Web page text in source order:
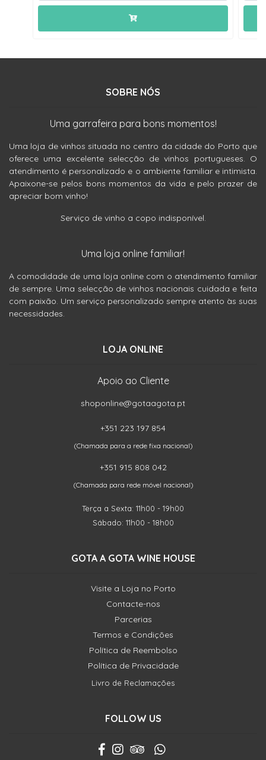
SOBRE NÓS
Uma garrafeira para bons momentos!
Uma loja de vinhos situada no centro da cidade do Porto que
oferece uma excelente selecção de vinhos portugueses. O
atendimento é personalizado e o ambiente familiar e intimista.
Apaixone-se pelos bons momentos da vida e pelo prazer de
apreciar bom vinho!
Serviço de vinho a copo indisponível.
Uma loja online familiar!
A comodidade de uma loja online com o atendimento familiar
de sempre. Uma selecção de vinhos nacionais cuidada e feita
com paixão. Um serviço personalizado sempre atento às suas
necessidades.
LOJA ONLINE
Apoio ao Cliente
shoponline@gotaagota.pt
+351 223 197 854
(Chamada para a rede fixa nacional)
+351 915 808 042
(Chamada para rede móvel nacional)
Terça a Sexta: 11h00 - 19h00
Sábado: 11h00 - 18h00
GOTA A GOTA WINE HOUSE
Visite a Loja no Porto
Contacte-nos
Parcerias
Termos e Condições
Política de Reembolso
Política de Privacidade
Livro de Reclamações
FOLLOW US